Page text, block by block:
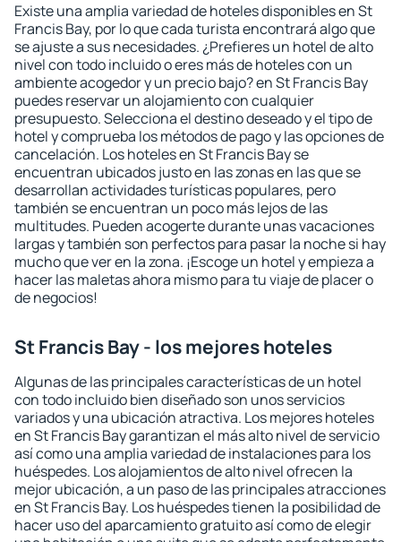
Existe una amplia variedad de hoteles disponibles en St
Francis Bay, por lo que cada turista encontrará algo que
se ajuste a sus necesidades. ¿Prefieres un hotel de alto
nivel con todo incluido o eres más de hoteles con un
ambiente acogedor y un precio bajo? en St Francis Bay
puedes reservar un alojamiento con cualquier
presupuesto. Selecciona el destino deseado y el tipo de
hotel y comprueba los métodos de pago y las opciones de
cancelación. Los hoteles en St Francis Bay se
encuentran ubicados justo en las zonas en las que se
desarrollan actividades turísticas populares, pero
también se encuentran un poco más lejos de las
multitudes. Pueden acogerte durante unas vacaciones
largas y también son perfectos para pasar la noche si hay
mucho que ver en la zona. ¡Escoge un hotel y empieza a
hacer las maletas ahora mismo para tu viaje de placer o
de negocios!
St Francis Bay - los mejores hoteles
Algunas de las principales características de un hotel
con todo incluido bien diseñado son unos servicios
variados y una ubicación atractiva. Los mejores hoteles
en St Francis Bay garantizan el más alto nivel de servicio
así como una amplia variedad de instalaciones para los
huéspedes. Los alojamientos de alto nivel ofrecen la
mejor ubicación, a un paso de las principales atracciones
en St Francis Bay. Los huéspedes tienen la posibilidad de
hacer uso del aparcamiento gratuito así como de elegir